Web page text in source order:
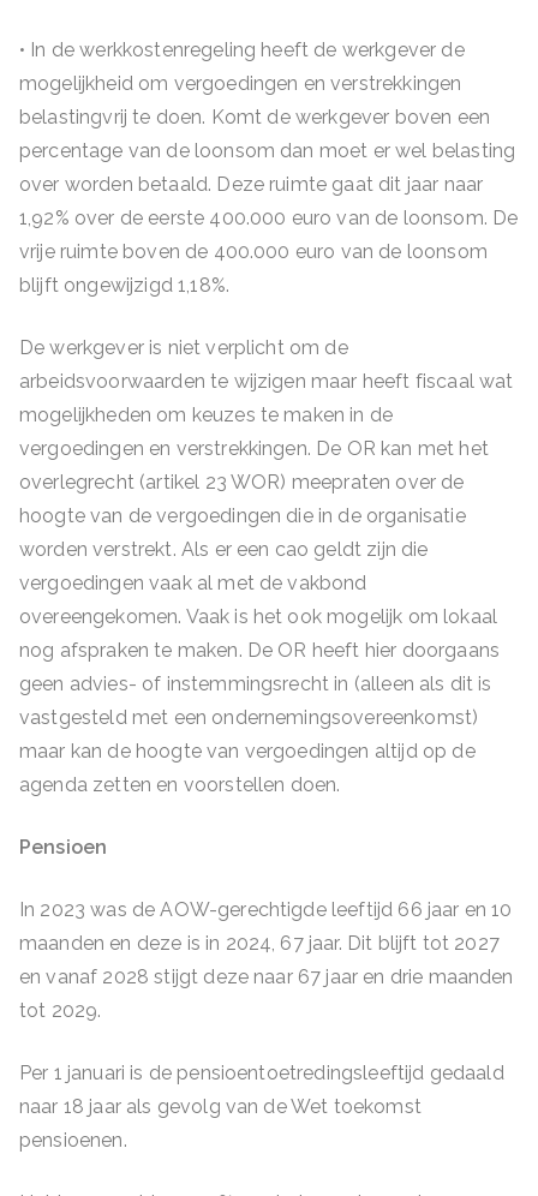
• In de werkkostenregeling heeft de werkgever de
mogelijkheid om vergoedingen en verstrekkingen
belastingvrij te doen. Komt de werkgever boven een
percentage van de loonsom dan moet er wel belasting
over worden betaald. Deze ruimte gaat dit jaar naar
1,92% over de eerste 400.000 euro van de loonsom. De
vrije ruimte boven de 400.000 euro van de loonsom
blijft ongewijzigd 1,18%.
De werkgever is niet verplicht om de
arbeidsvoorwaarden te wijzigen maar heeft fiscaal wat
mogelijkheden om keuzes te maken in de
vergoedingen en verstrekkingen. De OR kan met het
overlegrecht (artikel 23 WOR) meepraten over de
hoogte van de vergoedingen die in de organisatie
worden verstrekt. Als er een cao geldt zijn die
vergoedingen vaak al met de vakbond
overeengekomen. Vaak is het ook mogelijk om lokaal
nog afspraken te maken. De OR heeft hier doorgaans
geen advies- of instemmingsrecht in (alleen als dit is
vastgesteld met een ondernemingsovereenkomst)
maar kan de hoogte van vergoedingen altijd op de
agenda zetten en voorstellen doen.
Pensioen
In 2023 was de AOW-gerechtigde leeftijd 66 jaar en 10
maanden en deze is in 2024, 67 jaar. Dit blijft tot 2027
en vanaf 2028 stijgt deze naar 67 jaar en drie maanden
tot 2029.
Per 1 januari is de pensioentoetredingsleeftijd gedaald
naar 18 jaar als gevolg van de Wet toekomst
pensioenen.